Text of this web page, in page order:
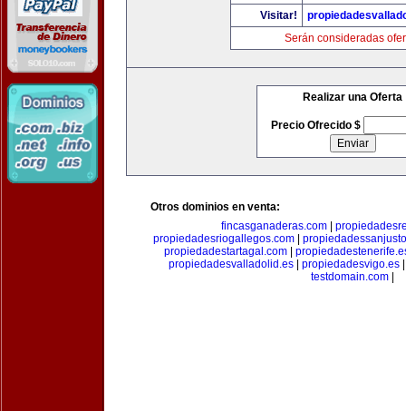
Visitar!
Serán consideradas
Realizar una Oferta
Precio Ofrecido $
Otros dominios en venta:
fincasganaderas.com|
propiedadesriogallegos.com|
propiedadestartagal.com|
propiedadesvalladolid.es
propiedadesvigo.es
testdomain.com